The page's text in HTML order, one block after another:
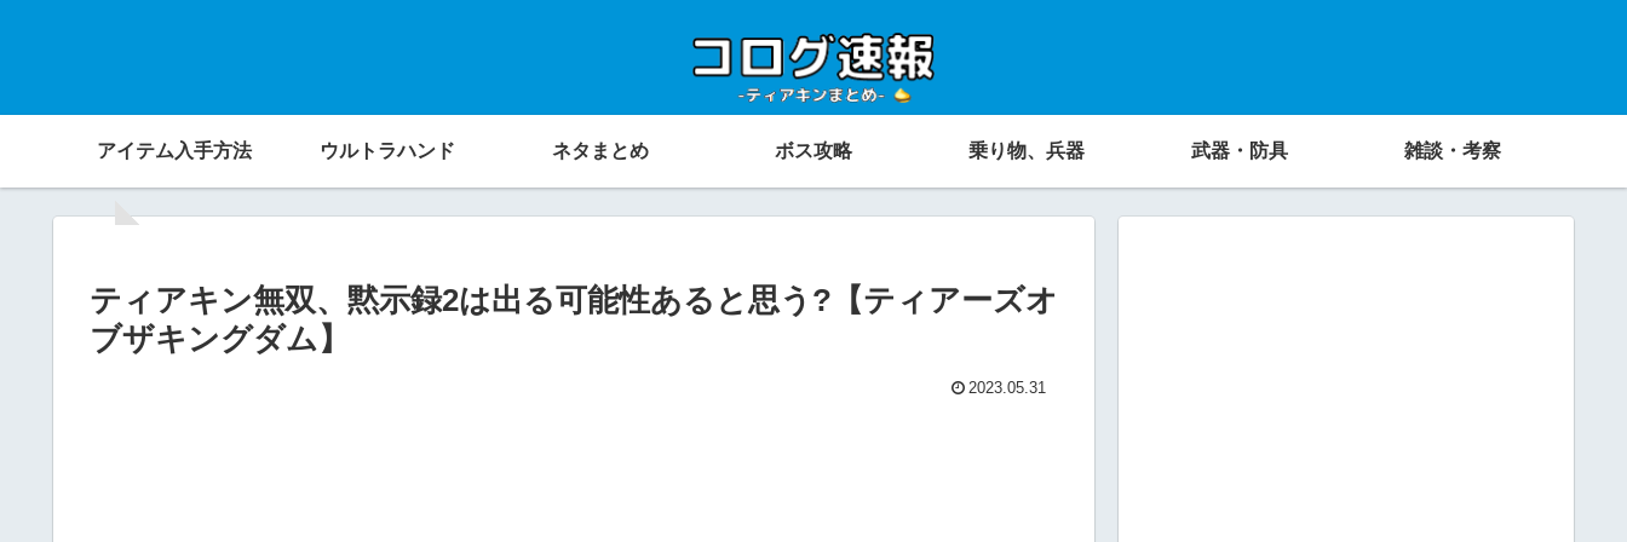
アイテム入手方法 ウルトラハンド ネタまとめ ボス攻略 乗り物、兵器 武器・防具 雑談・考察
ティアキン無双、黙示録2は出る可能性あると思う?【ティアーズオ
ブザキングダム】
2023.05.31